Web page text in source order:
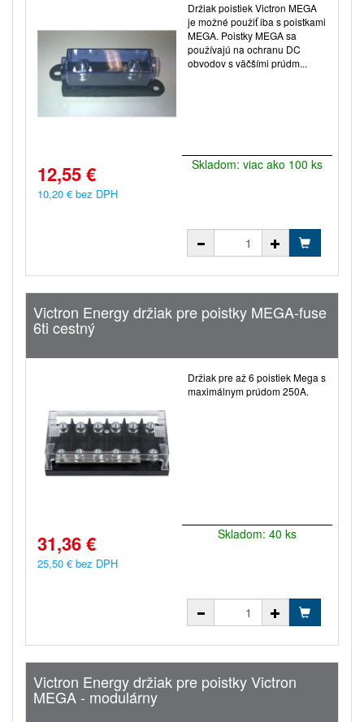
Držiak poistiek Victron MEGA
je možné použiť iba s poistkami
MEGA. Poistky MEGA sa
používajú na ochranu DC
obvodov s väčšími prúdm...
12,55 €
10,20 € bez DPH
Skladom: viac ako 100 ks
Victron Energy držiak pre poistky MEGA-fuse
6ti cestný
Držiak pre až 6 poistiek Mega s
maximálnym prúdom 250A.
31,36 €
25,50 € bez DPH
Skladom: 40 ks
Victron Energy držiak pre poistky Victron
MEGA - modulárny